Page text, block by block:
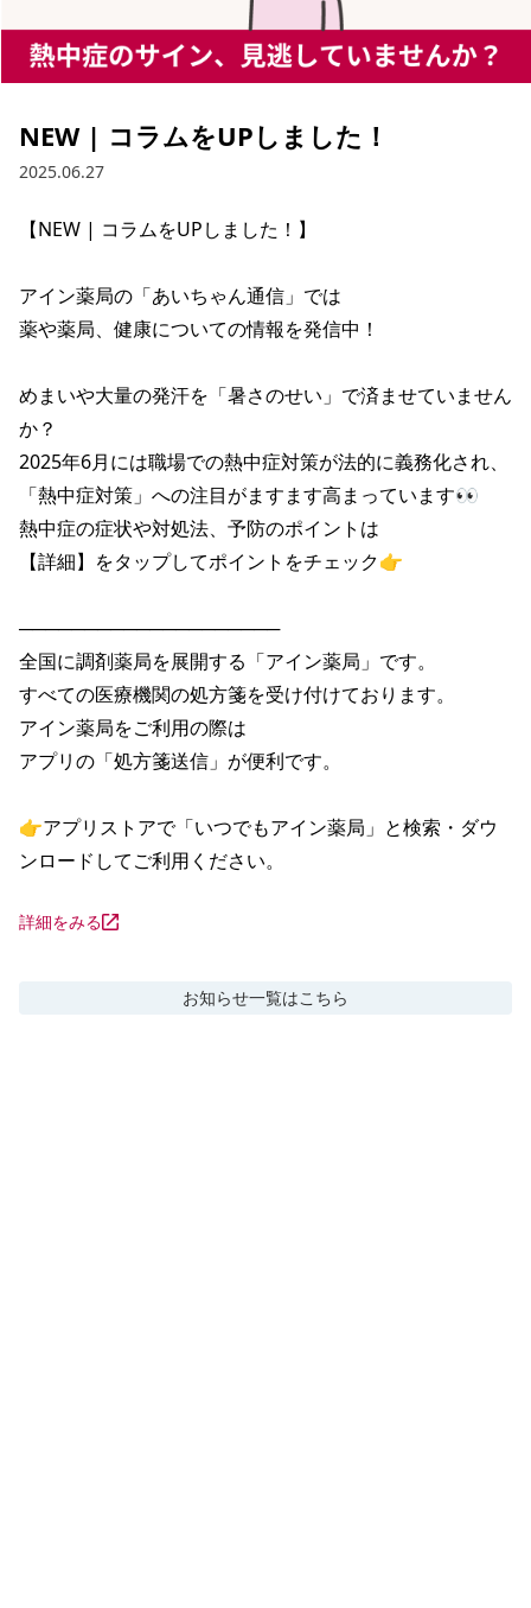
NEW | コラムをUPしました！
2025.06.27
【NEW | コラムをUPしました！】
アイン薬局の「あいちゃん通信」では
薬や薬局、健康についての情報を発信中！
めまいや大量の発汗を「暑さのせい」で済ませていません
か？
2025年6月には職場での熱中症対策が法的に義務化され、
「熱中症対策」への注目がますます高まっています👀
熱中症の症状や対処法、予防のポイントは
【詳細】をタップしてポイントをチェック👉
────────────────────
全国に調剤薬局を展開する「アイン薬局」です。
すべての医療機関の処方箋を受け付けております。
アイン薬局をご利用の際は
アプリの「処方箋送信」が便利です。
👉アプリストアで「いつでもアイン薬局」と検索・ダウ
ンロードしてご利用ください。
詳細をみる
お知らせ一覧はこちら